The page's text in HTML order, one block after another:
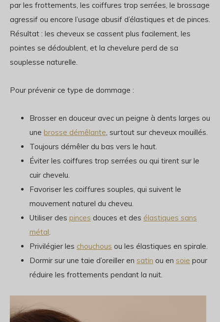
par les frottements, les coiffures trop serrées, le brossage
agressif ou encore l’usage abusif d’élastiques et de pinces.
Résultat : les cheveux se cassent plus facilement, les
pointes se dédoublent, et la chevelure perd de sa
souplesse naturelle.
Pour prévenir ce type de dommage :
Brosser en douceur avec un peigne à dents larges ou
une brosse démêlante, surtout sur cheveux mouillés.
Toujours démêler du bas vers le haut.
Éviter les coiffures trop serrées ou qui tirent sur le
cuir chevelu.
Favoriser les coiffures souples, qui suivent le
mouvement naturel du cheveu.
Utiliser des pinces douces et des élastiques sans
métal.
Privilégier les chouchous ou les élastiques en spirale.
Dormir sur une taie d’oreiller en satin ou en soie pour
réduire les frottements pendant la nuit.